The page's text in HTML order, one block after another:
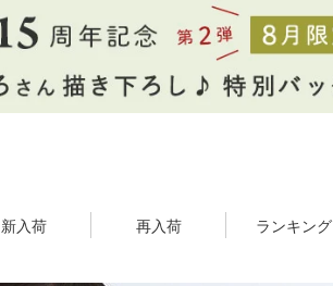
新入荷 再入荷 ランキング